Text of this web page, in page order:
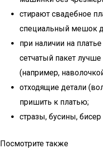
стирают свадебное
специальный мешок
при наличии на
сетчатый пакет
(например,
отходящие детали
пришить к платью;
стразы, бусины,
Посмотрите также